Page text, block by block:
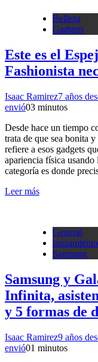
Belleza
Gadgets
Este es el
Fashionista
Isaac Ramirez7 años
envió03 minutos
Desde hace un tiempo
trata de que sea bonita
refiere a esos gadgets
apariencia física
categoría es donde
Leer más
General
lanzamiento
Samsung
Samsung y
Infinita,
y 5 formas de
Isaac Ramirez9 años
envió01 minutos